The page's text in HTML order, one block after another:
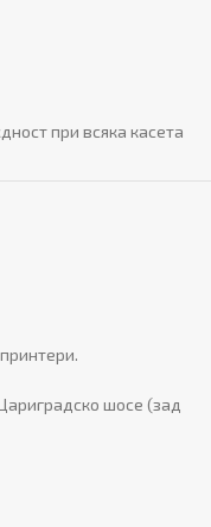
при всяка касета
шосе (зад